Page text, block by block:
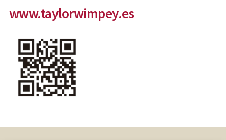
www.taylorwimpey.es